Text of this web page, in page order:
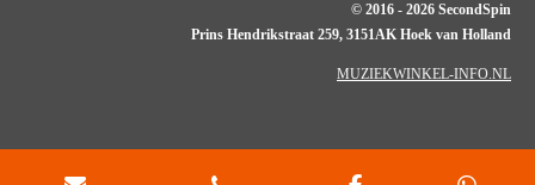
© 2016 - 2026 SecondSpin
Prins Hendrikstraat 259, 3151AK Hoek van Holland
MUZIEKWINKEL-INFO.NL